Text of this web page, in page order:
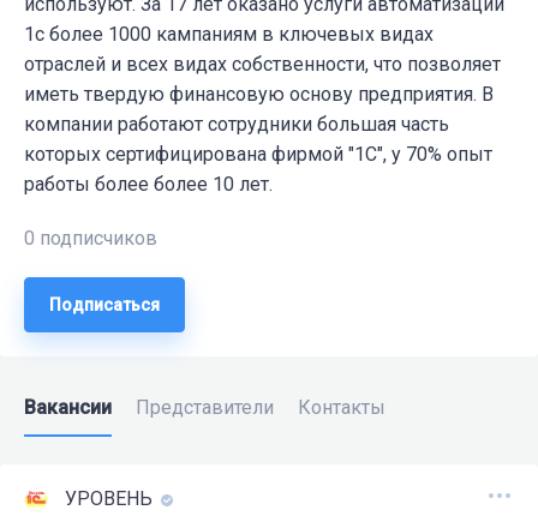
1с более 1000 кампаниям в ключевых видах
отраслей и всех видах собственности, что позволяет
иметь твердую финансовую основу предприятия. В
компании работают сотрудники большая часть
которых сертифицирована фирмой "1С", у 70% опыт
работы более более 10 лет.
0 подписчиков
Подписаться
Вакансии Представители Контакты
УРОВЕНЬ